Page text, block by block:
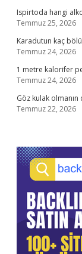
Ispirtoda hangi
Temmuz 25, 2026
Karadutun kaç
Temmuz 24, 2026
1 metre kalorifer
Temmuz 24, 2026
Göz kulak
Temmuz 22, 2026